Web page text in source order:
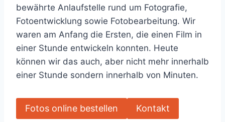
bewährte Anlaufstelle rund um Fotografie,
Fotoentwicklung sowie Fotobearbeitung. Wir
waren am Anfang die Ersten, die einen Film in
einer Stunde entwickeln konnten. Heute
können wir das auch, aber nicht mehr innerhalb
einer Stunde sondern innerhalb von Minuten.
Fotos online bestellen Kontakt